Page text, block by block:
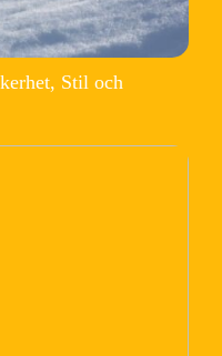
Stil och